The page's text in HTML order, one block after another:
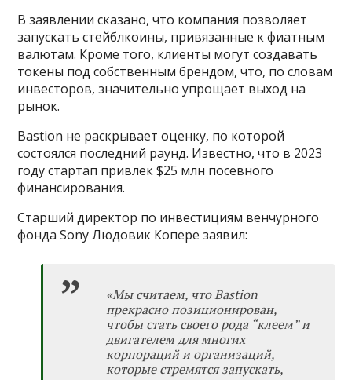
В заявлении сказано, что компания позволяет
запускать стейблкоины, привязанные к фиатным
валютам. Кроме того, клиенты могут создавать
токены под собственным брендом, что, по словам
инвесторов, значительно упрощает выход на
рынок.
Bastion не раскрывает оценку, по которой
состоялся последний раунд. Известно, что в 2023
году стартап привлек $25 млн посевного
финансирования.
Старший директор по инвестициям венчурного
фонда Sony Людовик Копере заявил:
«Мы считаем, что Bastion
прекрасно позиционирован,
чтобы стать своего рода “клеем” и
двигателем для многих
корпораций и организаций,
которые стремятся запускать,